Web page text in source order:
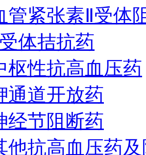
管紧张素Ⅱ受体
体拮抗药
枢性抗高血压药
通道开放药
经节阻断药
他抗高血压药